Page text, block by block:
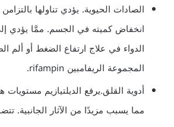
الصادات الحيوية. يؤدي تناولها
انخفاض كميته في الجسم. ممَّا يؤدي
الدواء في علاج ارتفاع الضغط أو ألم
المجموعة الريفامبين rifampin.
أدوية القلق.يرفع الديلتيازيم
مما يسبب مزيدًا من الآثار الجانبية.